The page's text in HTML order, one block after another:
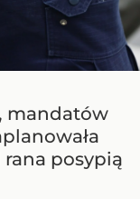
mandatów
posypią